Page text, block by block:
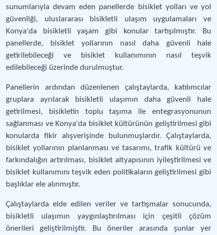
sunumlarıyla devam eden panellerde bisiklet yolları ve yol
güvenliği, uluslararası bisikletli ulaşım uygulamaları ve
Konya'da bisikletli yaşam gibi konular tartışılmıştır. Bu
panellerde, bisiklet yollarının nasıl daha güvenli hale
getirilebileceği ve bisiklet kullanımının nasıl teşvik
edilebileceği üzerinde durulmuştur.
Panellerin ardından düzenlenen çalıştaylarda, katılımcılar
gruplara ayrılarak bisikletli ulaşımın daha güvenli hale
getirilmesi, bisikletin toplu taşıma ile entegrasyonunun
sağlanması ve Konya'da bisiklet kültürünün geliştirilmesi gibi
konularda fikir alışverişinde bulunmuşlardır. Çalıştaylarda,
bisiklet yollarının planlanması ve tasarımı, trafik kültürü ve
farkındalığın artırılması, bisiklet altyapısının iyileştirilmesi ve
bisiklet kullanımını teşvik eden politikaların geliştirilmesi gibi
başlıklar ele alınmıştır.
Çalıştaylarda elde edilen veriler ve tartışmalar sonucunda,
bisikletli ulaşımın yaygınlaştırılması için çeşitli çözüm
önerileri geliştirilmiştir. Bu öneriler arasında şunlar yer